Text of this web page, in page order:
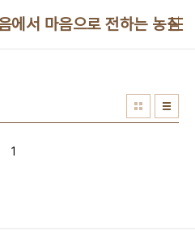
서 마음으로 전하는 농심
1